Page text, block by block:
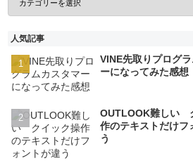
人気記事
VINE先取りプログ
ーになってみた感想
OUTLOOK難しい
作のテキストだけフ
う